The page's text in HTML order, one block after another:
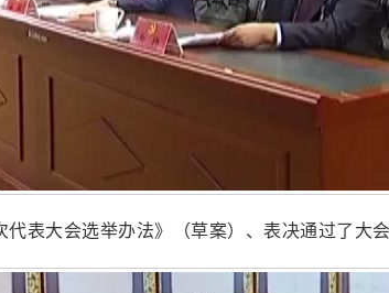
表大会选举办法》（草案）、表决通过了大